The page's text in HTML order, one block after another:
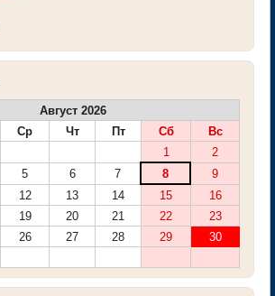
Август 2026
Ср Чт Пт Сб
Вс
1
2
5 6 7 8
9
12 13 14 15
16
19 20 21 22
23
26 27 28 29
30